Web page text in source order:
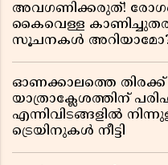
അവഗണിക്കരുത്!
കൈവെള്ള
സൂചനകൾ
ഓണക്കാലത്തെ
യാത്രാക്ലേശത്തിന്
എന്നിവിടങ്ങളിൽ
ട്രെയിനുകൾ നീട്ടി